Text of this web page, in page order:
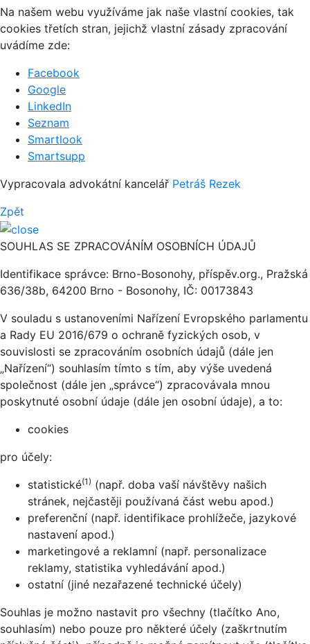
Na našem webu využíváme jak naše vlastní cookies, tak
cookies třetích stran, jejichž vlastní zásady zpracování
uvádíme zde:
Facebook
Google
LinkedIn
Seznam
Smartlook
Smartsupp
Vypracovala advokátní kancelář Petráš Rezek
Zpět
SOUHLAS SE ZPRACOVÁNÍM OSOBNÍCH ÚDAJŮ
Identifikace správce: Brno-Bosonohy, příspěv.org., Pražská
636/38b, 64200 Brno - Bosonohy, IČ: 00173843
V souladu s ustanoveními Nařízení Evropského parlamentu
a Rady EU 2016/679 o ochraně fyzických osob, v
souvislosti se zpracováním osobních údajů (dále jen
„Nařízení“) souhlasím tímto s tím, aby výše uvedená
společnost (dále jen „správce“) zpracovávala mnou
poskytnuté osobní údaje (dále jen osobní údaje), a to:
cookies
pro účely:
statistické(1) (např. doba vaší návštěvy našich
stránek, nejčastěji používaná část webu apod.)
preferenční (např. identifikace prohlížeče, jazykové
nastavení apod.)
marketingové a reklamní (např. personalizace
reklamy, statistika vyhledávání apod.)
ostatní (jiné nezařazené technické účely)
Souhlas je možno nastavit pro všechny (tlačítko Ano,
souhlasím) nebo pouze pro některé účely (zaškrtnutím